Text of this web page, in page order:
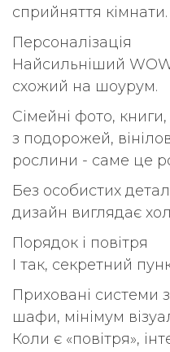
сприйняття кімнати.
Персоналізація
Найсильніший
схожий на шоурум.
Сімейні фото,
з подорожей,
рослини - саме це
Без особистих
дизайн виглядає
Порядок і повітря
І так, секретний
Приховані системи
шафи, мінімум
Коли є «повітря»,